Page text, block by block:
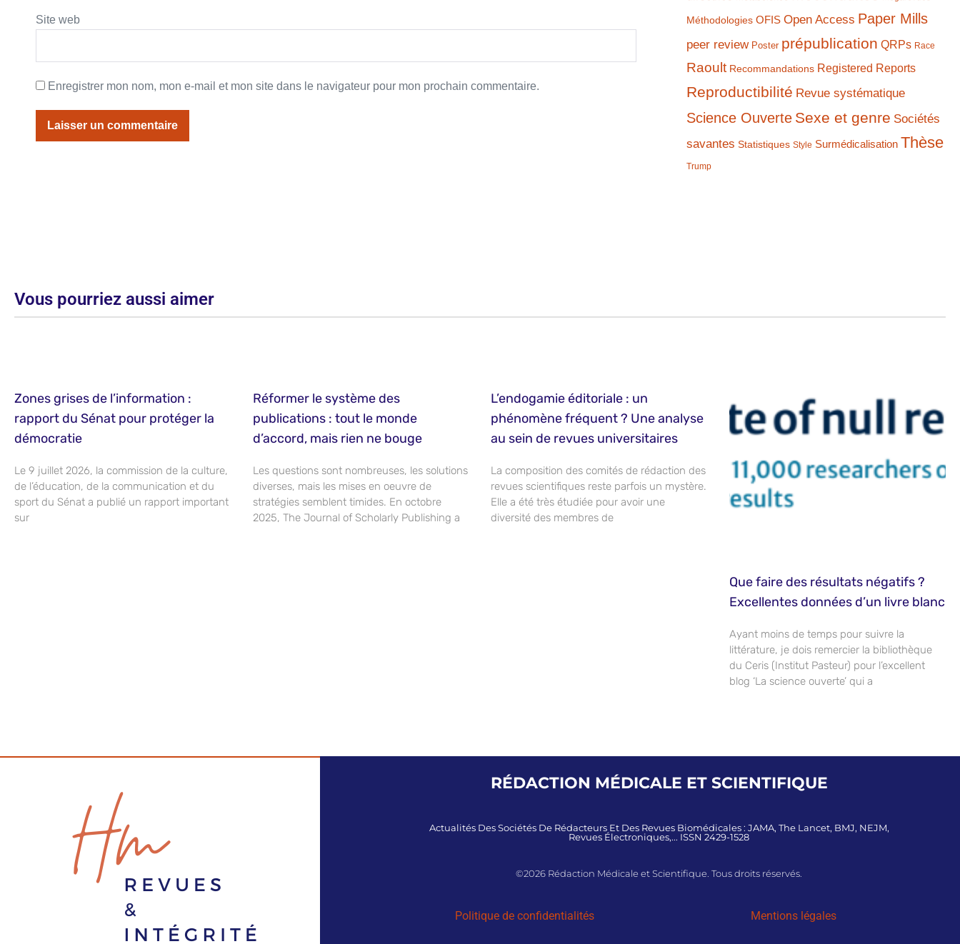
Site web
Enregistrer mon nom, mon e-mail et mon site dans le navigateur pour mon prochain commentaire.
Méthodologies OFIS Open Access Paper Mills
peer review Poster prépublication QRPs Race
Raoult Recommandations Registered Reports
Reproductibilité Revue systématique
Science Ouverte Sexe et genre Sociétés
savantes Statistiques Style Surmédicalisation Thèse
Trump
Vous pourriez aussi aimer
Zones grises de l’information :
rapport du Sénat pour protéger la
démocratie
Le 9 juillet 2026, la commission de la culture,
de l’éducation, de la communication et du
sport du Sénat a publié un rapport important
sur
Réformer le système des
publications : tout le monde
d’accord, mais rien ne bouge
Les questions sont nombreuses, les solutions
diverses, mais les mises en oeuvre de
stratégies semblent timides. En octobre
2025, The Journal of Scholarly Publishing a
L’endogamie éditoriale : un
phénomène fréquent ? Une analyse
au sein de revues universitaires
La composition des comités de rédaction des
revues scientifiques reste parfois un mystère.
Elle a été très étudiée pour avoir une
diversité des membres de
Que faire des résultats négatifs ?
Excellentes données d’un livre blanc
Ayant moins de temps pour suivre la
littérature, je dois remercier la bibliothèque
du Ceris (Institut Pasteur) pour l’excellent
blog ‘La science ouverte’ qui a
RÉDACTION MÉDICALE ET SCIENTIFIQUE
Actualités Des Sociétés De Rédacteurs Et Des Revues Biomédicales : JAMA, The Lancet, BMJ, NEJM,
Revues Électroniques,... ISSN 2429-1528
©2026 Rédaction Médicale et Scientifique. Tous droits réservés.
Politique de confidentialités Mentions légales